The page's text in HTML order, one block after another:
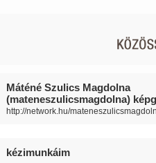
Máténé Szulics Magdolna
(mateneszulicsmagdolna)
http://network.hu/
kézimunkáim